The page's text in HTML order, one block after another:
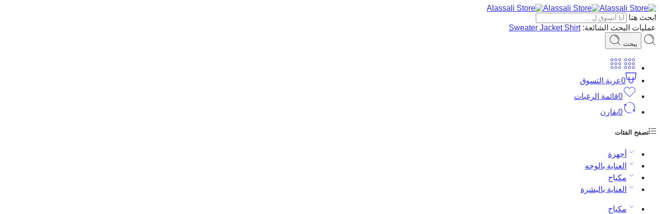
ابحث هنا
عمليات البحث الشائعة:
Sweater Jacket Shirt
يبحث
0عربة التسوق
0قائمة الرغبات
0يقارن
تصفح الفئات
أجهزة
العناية بالوجه
مكياج
العناية بالبشرة
مكياج